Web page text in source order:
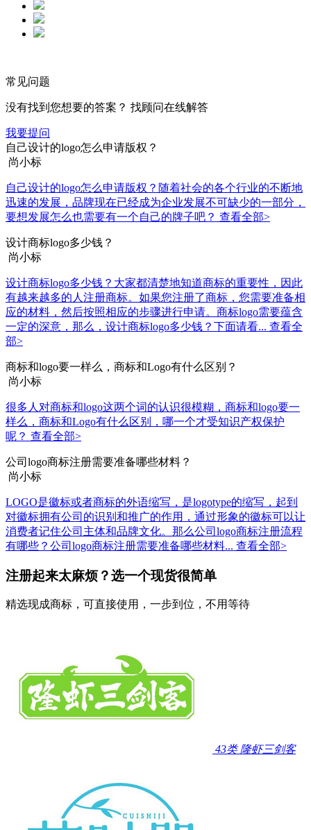
常见问题
没有找到您想要的答案？ 找顾问在线解答
我要提问
自己设计的logo怎么申请版权？
尚小标
自己设计的logo怎么申请版权？随着社会的各个行业的不断地
迅速的发展，品牌现在已经成为企业发展不可缺少的一部分，
要想发展怎么也需要有一个自己的牌子吧？ 查看全部>
设计商标logo多少钱？
尚小标
设计商标logo多少钱？大家都清楚地知道商标的重要性，因此
有越来越多的人注册商标。如果您注册了商标，您需要准备相
应的材料，然后按照相应的步骤进行申请。商标logo需要蕴含
一定的深意，那么，设计商标logo多少钱？下面请看... 查看全
部>
商标和logo要一样么，商标和Logo有什么区别？
尚小标
很多人对商标和logo这两个词的认识很模糊，商标和logo要一
样么，商标和Logo有什么区别，哪一个才受知识产权保护
呢？ 查看全部>
公司logo商标注册需要准备哪些材料？
尚小标
LOGO是徽标或者商标的外语缩写，是logotype的缩写，起到
对徽标拥有公司的识别和推广的作用，通过形象的徽标可以让
消费者记住公司主体和品牌文化。那么公司logo商标注册流程
有哪些？公司logo商标注册需要准备哪些材料... 查看全部>
注册起来太麻烦？选一个现货很简单
精选现成商标，可直接使用，一步到位，不用等待
43类 隆虾三剑客